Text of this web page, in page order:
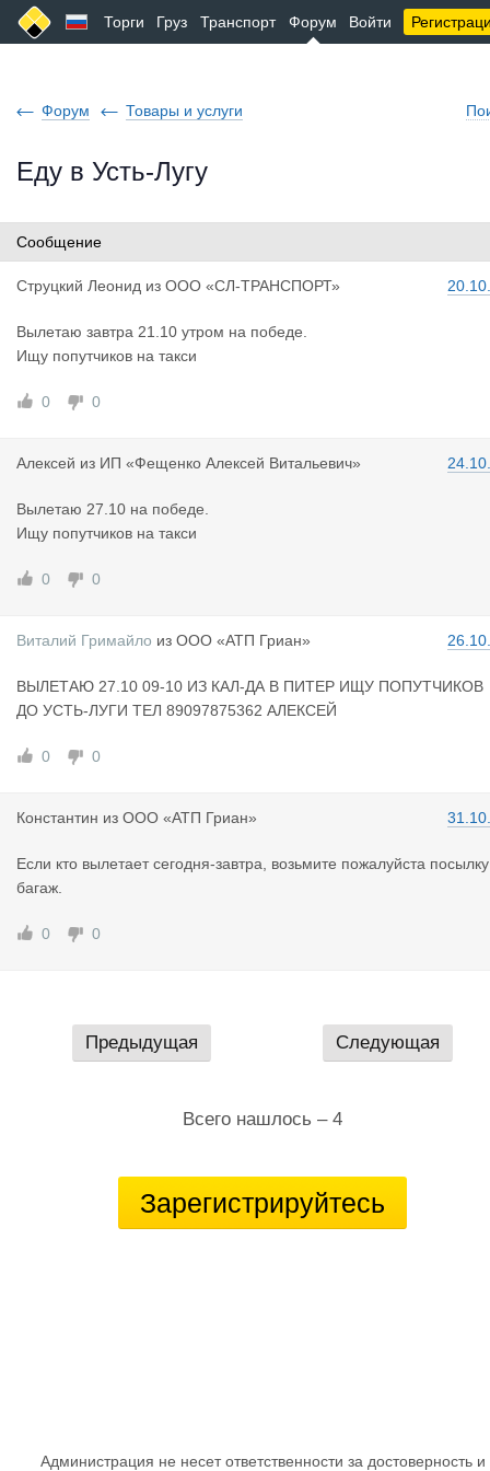
Торги Груз Транспорт Форум Войти
Форум Товары и услуги
Еду в Усть-Лугу
Сообщение
Струцкий Леонид из ООО «СЛ-ТРАНСПОРТ»
Вылетаю завтра 21.10 утром на победе.
Ищу попутчиков на такси
0 0
Алексей из ИП «Фещенко Алексей Витальевич»
Вылетаю 27.10 на победе.
Ищу попутчиков на такси
0 0
Виталий Гримайло из ООО «АТП Гриан»
ВЫЛЕТАЮ 27.10 09-10 ИЗ КАЛ-ДА В ПИТЕР ИЩУ ПОПУТЧИКОВ
ДО УСТЬ-ЛУГИ ТЕЛ 89097875362 АЛЕКСЕЙ
0 0
Константин из ООО «АТП Гриан»
Если кто вылетает сегодня-завтра, возьмите пожалуйста
багаж.
0 0
Предыдущая Следующая
Всего нашлось – 4
Зарегистрируйтесь
Администрация не несет ответственности за достоверность и